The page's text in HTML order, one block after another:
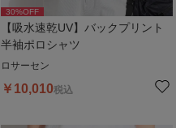
30%OFF
【吸水速乾UV】バックプリント
半袖ポロシャツ
ロサーセン
￥ 10,010税込